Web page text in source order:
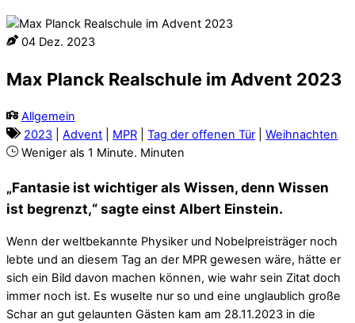
04 Dez. 2023
Max Planck Realschule im Advent 2023
Allgemein
2023 |Advent MPR |Tag der offenen Tür |Weihnachten
Weniger als 1 Minute. Minuten
„Fantasie ist wichtiger als Wissen, denn Wissen
ist begrenzt,“ sagte einst Albert Einstein.
Wenn der weltbekannte Physiker und Nobelpreisträger noch
lebte und an diesem Tag an der MPR gewesen wäre, hätte er
sich ein Bild davon machen können, wie wahr sein Zitat doch
immer noch ist. Es wuselte nur so und eine unglaublich große
Schar an gut gelaunten Gästen kam am 28.11.2023 in die